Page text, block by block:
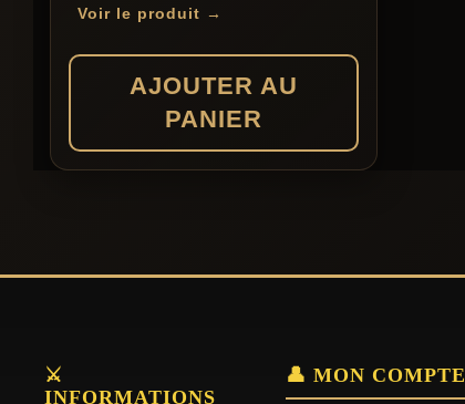
Voir le produit →
AJOUTER AU
PANIER
⚔️
INFORMATIONS
👤 MON COMPTE